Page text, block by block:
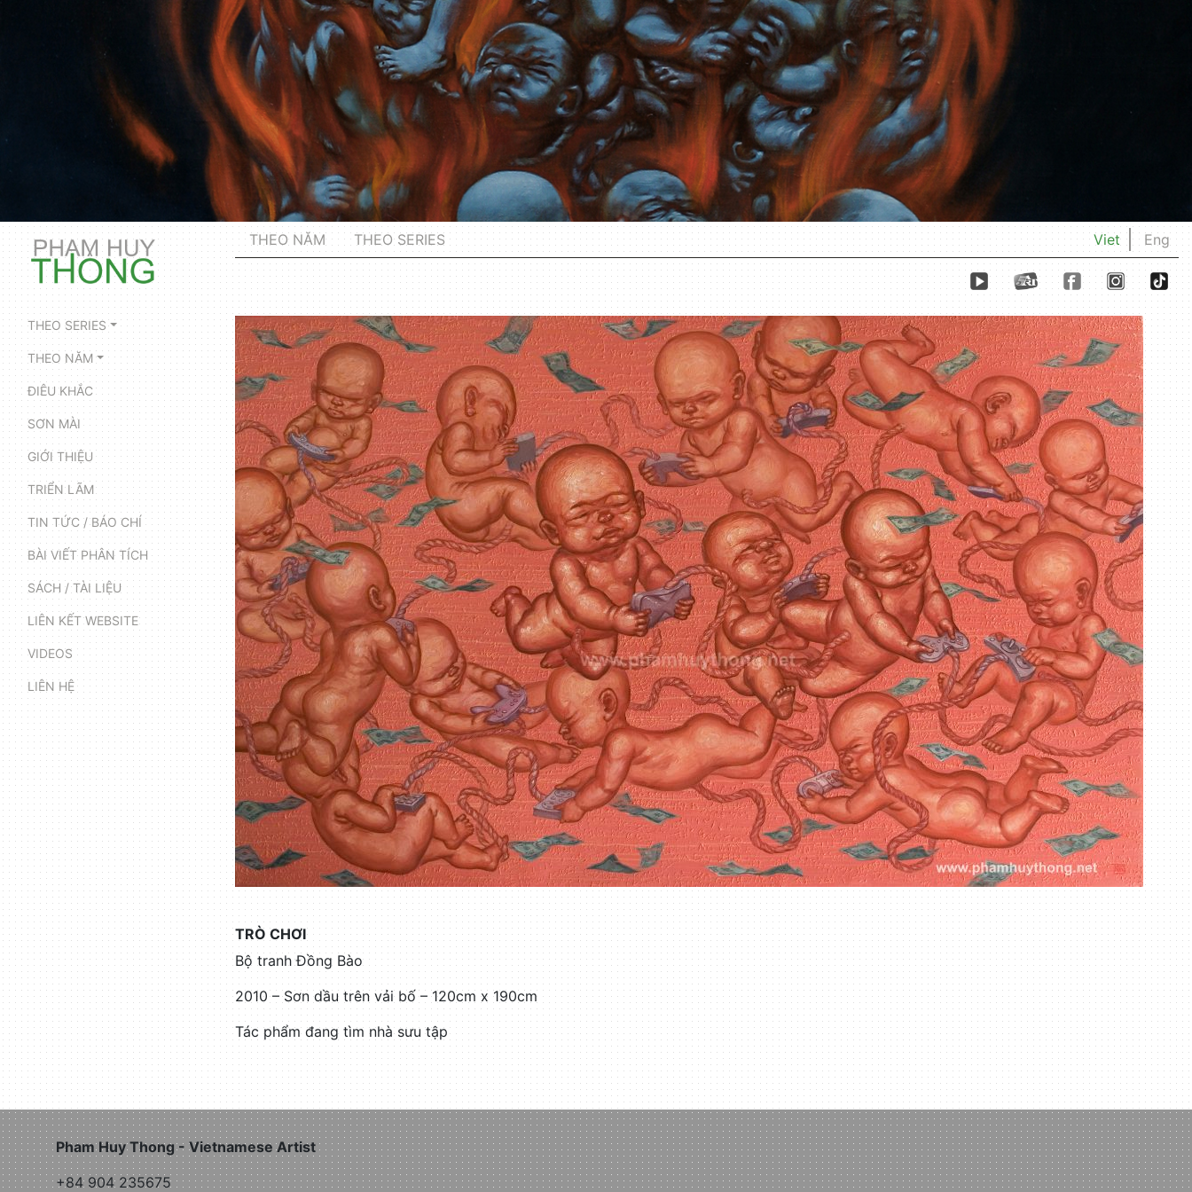
THEO NĂM THEO SERIES Viet Eng
THEO SERIES
THEO NĂM
ĐIÊU KHẮC
SƠN MÀI
GIỚI THIỆU
TRIỂN LÃM
TIN TỨC / BÁO CHÍ
BÀI VIẾT PHÂN TÍCH
SÁCH / TÀI LIỆU
LIÊN KẾT WEBSITE
VIDEOS
LIÊN HỆ
TRÒ CHƠI
Bộ tranh Đồng Bào
2010 – Sơn dầu trên vải bố – 120cm x 190cm
Tác phẩm đang tìm nhà sưu tập
Pham Huy Thong - Vietnamese Artist
+84 904 235675